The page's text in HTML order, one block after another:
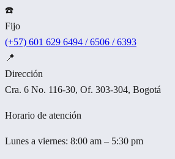
☎️
Fijo
(+57) 601 629 6494 / 6506 / 6393
📍
Dirección
Cra. 6 No. 116-30, Of. 303-304, Bogotá
Horario de atención
Lunes a viernes: 8:00 am – 5:30 pm